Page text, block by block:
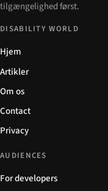
tilgængelighed først.
DISABILITY WORLD
Hjem
Artikler
Om os
Contact
Privacy
AUDIENCES
For developers